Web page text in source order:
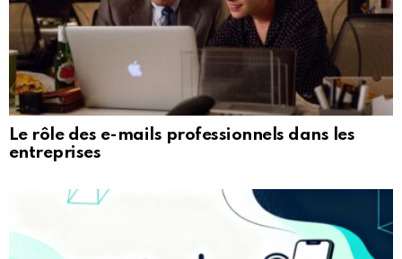
Le rôle des e-mails professionnels dans les
entreprises